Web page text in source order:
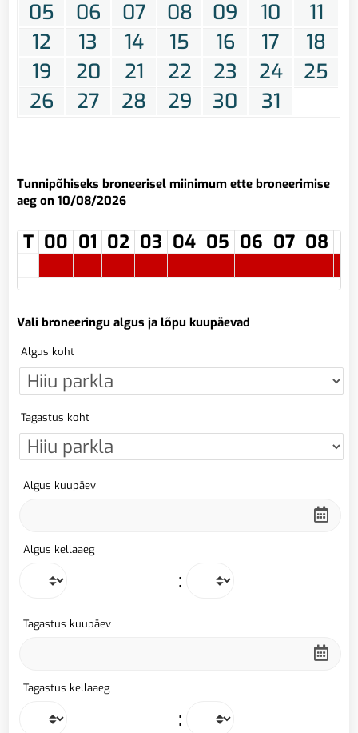
05 06 07 08 09 10
11
12
13 14 15 16 17
18
19
20 21 22 23 24
25
26
27 28 29 30 31
Tunnipõhiseks broneerisel miinimum ette broneerimise
aeg on 10/08/2026
T 00 01 02 03 04 05 06 07 08
Vali broneeringu algus ja lõpu kuupäevad
Algus koht
Tagastus koht
Algus kuupäev
Algus kellaaeg
:
Tagastus kuupäev
Tagastus kellaaeg
: